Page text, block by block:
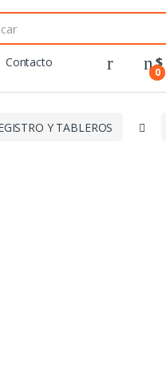
Contacto
0
$
Y TABLEROS